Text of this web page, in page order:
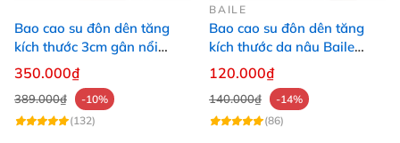
Bao cao su đôn dên tăng
kích thước 3cm gân nổi
giống thật
350.000₫
389.000₫
-10%
(132)
BAILE
Bao cao su đôn dên tăng
kích thước da nâu Baile
Wolftooth 14.4x3.5cm
120.000₫
140.000₫
-14%
(86)